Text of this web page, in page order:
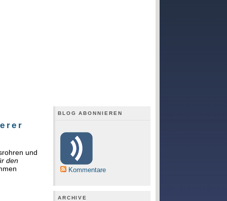
und
den
BLOG ABONNIEREN
Kommentare
ARCHIVE